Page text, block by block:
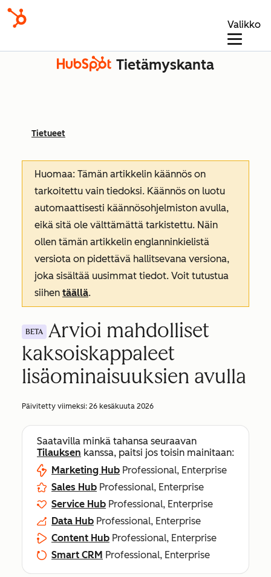
Valikko
Tietämyskanta
Tietueet
Huomaa: Tämän artikkelin käännös on
tarkoitettu vain tiedoksi. Käännös on luotu
automaattisesti käännösohjelmiston avulla,
eikä sitä ole välttämättä tarkistettu. Näin
ollen tämän artikkelin englanninkielistä
versiota on pidettävä hallitsevana versiona,
joka sisältää uusimmat tiedot. Voit tutustua
siihen täällä.
BETA
Arvioi mahdolliset
kaksoiskappaleet
lisäominaisuuksien avulla
Päivitetty viimeksi: 26 kesäkuuta 2026
Saatavilla minkä tahansa seuraavan
Tilauksen kanssa, paitsi jos toisin mainitaan:
Marketing Hub Professional, Enterprise
Sales Hub Professional, Enterprise
Service Hub Professional, Enterprise
Data Hub Professional, Enterprise
Content Hub Professional, Enterprise
Smart CRM Professional, Enterprise